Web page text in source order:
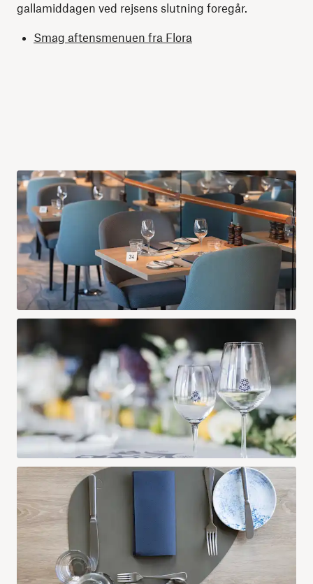
gallamiddagen ved rejsens slutning foregår.
Smag aftensmenuen fra Flora